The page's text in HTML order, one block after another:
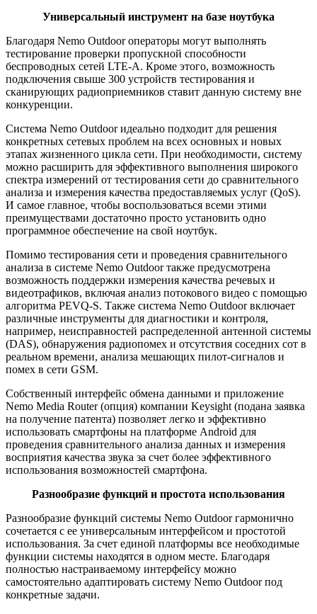
Универсальный инструмент на базе ноутбука
Благодаря Nemo Outdoor операторы могут выполнять
тестирование проверки пропускной способности
беспроводных сетей LTE-A. Кроме этого, возможность
подключения свыше 300 устройств тестирования и
сканирующих радиоприемников ставит данную систему вне
конкуренции.
Система Nemo Outdoor идеально подходит для решения
конкретных сетевых проблем на всех основных и новых
этапах жизненного цикла сети. При необходимости, систему
можно расширить для эффективного выполнения широкого
спектра измерений от тестирования сети до сравнительного
анализа и измерения качества предоставляемых услуг (QoS).
И самое главное, чтобы воспользоваться всеми этими
преимуществами достаточно просто установить одно
программное обеспечение на свой ноутбук.
Помимо тестирования сети и проведения сравнительного
анализа в системе Nemo Outdoor также предусмотрена
возможность поддержки измерения качества речевых и
видеотрафиков, включая анализ потокового видео с помощью
алгоритма PEVQ-S. Также система Nemo Outdoor включает
различные инструменты для диагностики и контроля,
например, неисправностей распределенной антенной системы
(DAS), обнаружения радиопомех и отсутствия соседних сот в
реальном времени, анализа мешающих пилот-сигналов и
помех в сети GSM.
Собственный интерфейс обмена данными и приложение
Nemo Media Router (опция) компании Keysight (подана заявка
на получение патента) позволяет легко и эффективно
использовать смартфоны на платформе Android для
проведения сравнительного анализа данных и измерения
восприятия качества звука за счет более эффективного
использования возможностей смартфона.
Разнообразие функций и простота использования
Разнообразие функций системы Nemo Outdoor гармонично
сочетается с ее универсальным интерфейсом и простотой
использования. За счет единой платформы все необходимые
функции системы находятся в одном месте. Благодаря
полностью настраиваемому интерфейсу можно
самостоятельно адаптировать систему Nemo Outdoor под
конкретные задачи.